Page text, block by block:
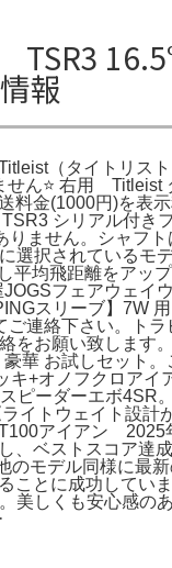
報
（タイトリス
せん⭐️ 右用
金(1000円)を表
シリアル付き
ません。シャフ
択されている
均飛距離をアッ
フェアウェ
スリーブ】7W
連絡下さい。ト
をお願い致しま
華 お試しセット
オノフクロアイ
ーダーエボ
イトウェイト設
アイアン
、ベストスコア
モデル同様に最
ことに成功し
しくも安心感の